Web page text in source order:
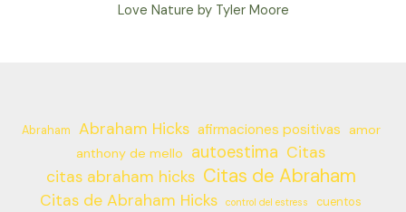
Love Nature by Tyler Moore
Abraham Abraham Hicks afirmaciones positivas
amor
anthony de mello
autoestima Citas
citas abraham hicks Citas de Abraham
Citas de Abraham Hicks control del estress cuentos